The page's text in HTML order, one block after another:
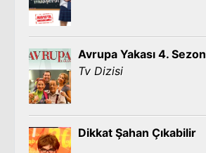
Avrupa Yakası 4. Sezon
Tv Dizisi
Dikkat Şahan Çıkabilir